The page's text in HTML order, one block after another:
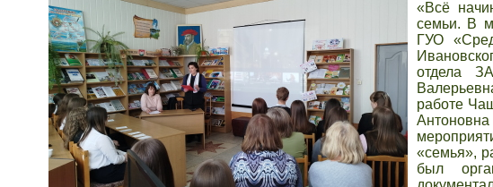
«Всё
семьи. В
ГУО
отдела
работе
«семья»,
был